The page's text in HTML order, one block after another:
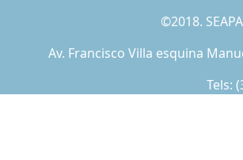
©2018.
Av. Francisco Villa esquina
Tels: